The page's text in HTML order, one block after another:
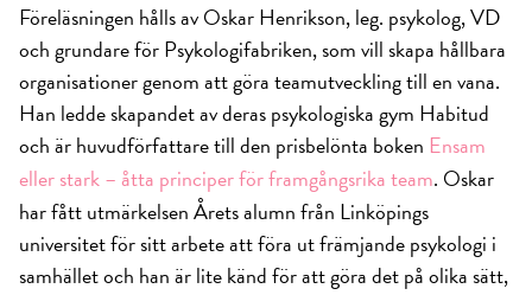
Föreläsningen hålls av Oskar Henrikson, leg. psykolog, VD
och grundare för Psykologifabriken, som vill skapa hållbara
organisationer genom att göra teamutveckling till en vana.
Han ledde skapandet av deras psykologiska gym Habitud
och är huvudförfattare till den prisbelönta boken Ensam
eller stark – åtta principer för framgångsrika team. Oskar
har fått utmärkelsen Årets alumn från Linköpings
universitet för sitt arbete att föra ut främjande psykologi i
samhället och han är lite känd för att göra det på olika sätt,